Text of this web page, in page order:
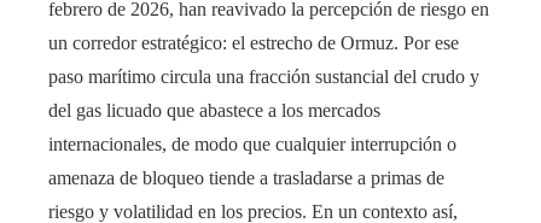
febrero de 2026, han reavivado la percepción de riesgo en
un corredor estratégico: el estrecho de Ormuz. Por ese
paso marítimo circula una fracción sustancial del crudo y
del gas licuado que abastece a los mercados
internacionales, de modo que cualquier interrupción o
amenaza de bloqueo tiende a trasladarse a primas de
riesgo y volatilidad en los precios. En un contexto así,